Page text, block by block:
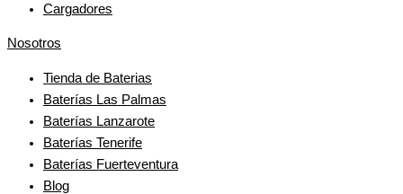
Cargadores
Nosotros
Tienda de Baterias
Baterías Las Palmas
Baterías Lanzarote
Baterías Tenerife
Baterías Fuerteventura
Blog